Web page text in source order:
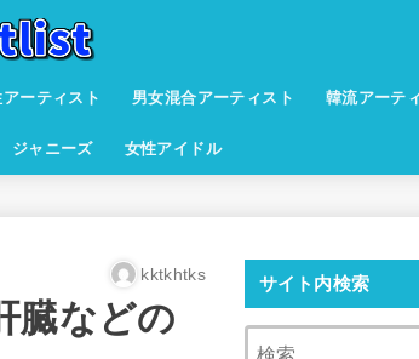
ーティスト 男女混合アーティスト 韓流アーテ
ジャニーズ 女性アイドル
kktkhtks
臓などの
サイト内検索